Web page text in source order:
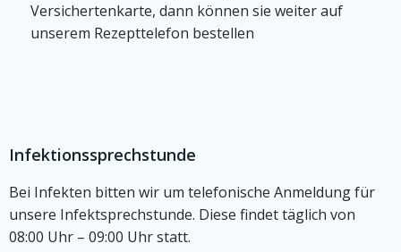
Versichertenkarte, dann können sie weiter auf
unserem Rezepttelefon bestellen
Infektionssprechstunde
Bei Infekten bitten wir um telefonische Anmeldung für
unsere Infektsprechstunde. Diese findet täglich von
08:00 Uhr – 09:00 Uhr statt.